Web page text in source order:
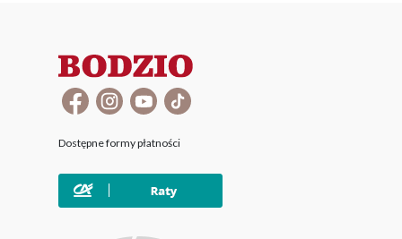
Dostępne formy płatności